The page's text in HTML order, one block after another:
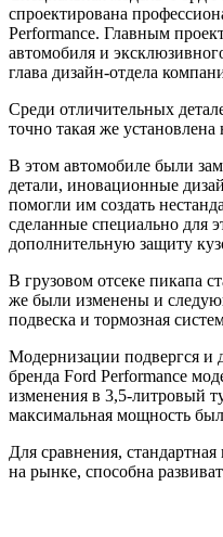
спроектирована
Performance. Главным
автомобиля и
глава дизайн-отдела
Среди отличительных
точно такая же
В этом автомобиле были
детали, иновационные
помогли им создать
сделанные специально для
дополнительную защиту
В грузовом отсеке пикапа
же были изменены и
подвеска и тормозная
Модернизации подвергся и
бренда Ford Performance
изменения в 3,5-литровый
максимальная мощность
Для сравнения,
на рынке, способна